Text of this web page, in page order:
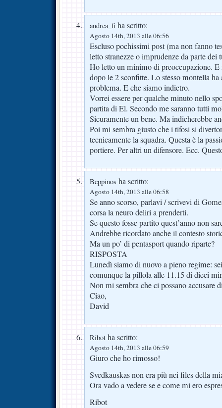
andrea_fi ha scritto:
Agosto 14th, 2013 alle 06:56
Escluso pochissimi post (ma non fanno
letto stranezze o imprudenze da parte dei
Ho letto un minimo di preoccupazione. E
dopo le 2 sconfitte. Lo stesso montella ha
problema. E che siamo indietro.
Vorrei essere per qualche minuto nello
partita di El. Secondo me saranno tutti
Sicuramente un bene. Ma indicherebbe
Poi mi sembra giusto che i tifosi si
tecnicamente la squadra. Questa è la
portiere. Per altri un difensore. Ecc.
Beppinos ha scritto:
Agosto 14th, 2013 alle 06:58
Se anno scorso, parlavi / scrivevi di
corsa la neuro deliri a prenderti.
Se questo fosse partito quest’anno non
Andrebbe ricordato anche il contesto
Ma un po’ di pentasport quando riparte?
RISPOSTA
Lunedì siamo di nuovo a pieno regime:
comunque la pillola alle 11.15 di dieci
Non mi sembra che ci possano accusare
Ciao,
David
Ribot ha scritto:
Agosto 14th, 2013 alle 06:59
Giuro che ho rimosso!
Svedkauskas non era più nei files della
Ora vado a vedere se e come mi ero
Ribot